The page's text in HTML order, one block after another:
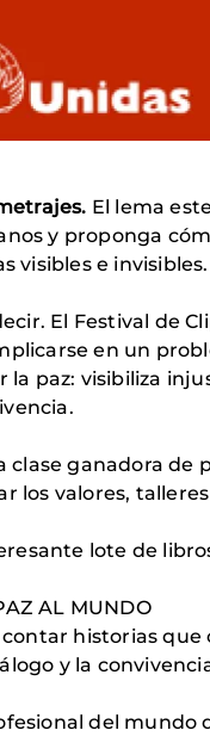
El lema
y proponga
visibles e invisibles.
El Festival de
en un
paz: visibiliza
clase ganadora
valores,
lote de
AL MUNDO
historias que
y la
del